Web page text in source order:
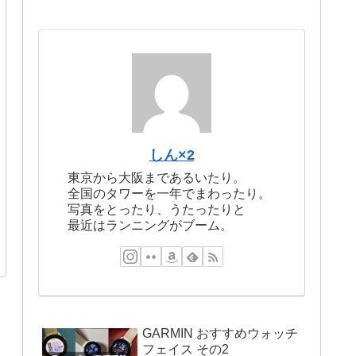
しん×2
東京から大阪まであるいたり。
全国のタワーを一年でまわったり。
写真をとったり、うたったりと
最近はランニングがブーム。
GARMIN おすすめウォッチ
フェイス その2